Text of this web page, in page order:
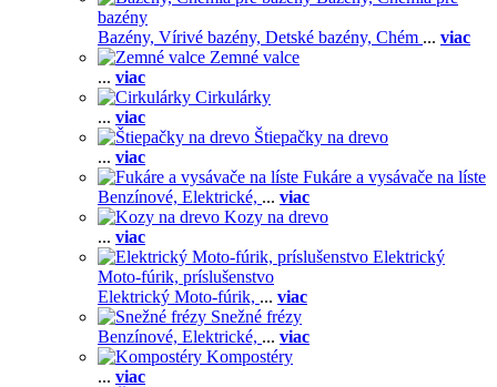
bazény
Bazény, Vírivé bazény, Detské bazény, Chém ... viac
Zemné valce
... viac
Cirkulárky
... viac
Štiepačky na drevo
... viac
Fukáre a vysávače na líste
Benzínové, Elektrické, ... viac
Kozy na drevo
... viac
Elektrický
Moto-fúrik, príslušenstvo
Elektrický Moto-fúrik, ... viac
Snežné frézy
Benzínové, Elektrické, ... viac
Kompostéry
... viac